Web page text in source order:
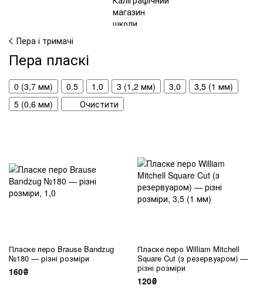
Пера і тримачі
Пера пласкі
0 (3,7 мм) 0.5 1,0 3 (1,2 мм) 3,0
3,5 (1 мм)
5 (0,6 мм)
Очистити
Пласке перо Brause Bandzug
№180 — різні розміри
160₴
Пласке перо William Mitchell
Square Cut (з резервуаром) —
різні розміри
120₴